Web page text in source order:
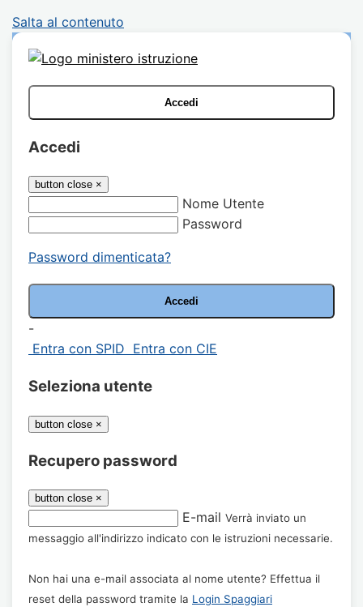
Salta al contenuto
Accedi
Accedi
button close ×
Nome Utente
Password
Password dimenticata?
-
Entra con SPID Entra con CIE
Seleziona utente
button close ×
Recupero password
button close ×
E-mail Verrà inviato un
messaggio all'indirizzo indicato con le istruzioni necessarie.
Non hai una e-mail associata al nome utente? Effettua il
reset della password tramite la Login Spaggiari